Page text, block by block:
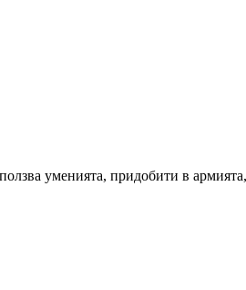
уменията, придобити в армията,